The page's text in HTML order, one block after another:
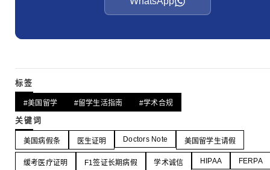
标签
#美国留学 #留学生活指南 #学术合规
关键词
美国病假条 医生证明 Doctors Note 美国留学生请假
缓考医疗证明 F1签证长期病假 学术诚信 HIPAA FERPA